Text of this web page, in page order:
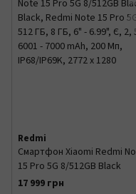
Redmi
Смартфон Xiaomi Redmi
15 Pro 5G 8/512GB Black
17 999 грн